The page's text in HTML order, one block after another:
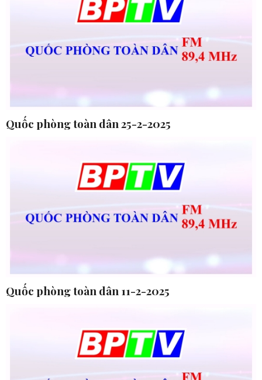
Quốc phòng toàn dân 25-2-2025
Quốc phòng toàn dân 11-2-2025